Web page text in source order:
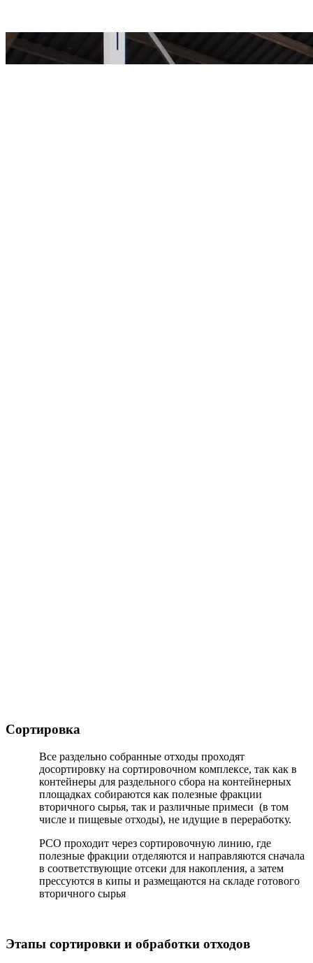
Сортировка
Все раздельно собранные отходы проходят
досортировку на сортировочном комплексе, так как в
контейнеры для раздельного сбора на контейнерных
площадках собираются как полезные фракции
вторичного сырья, так и различные примеси (в том
числе и пищевые отходы), не идущие в переработку.
РСО проходит через сортировочную линию, где
полезные фракции отделяются и направляются сначала
в соответствующие отсеки для накопления, а затем
прессуются в кипы и размещаются на складе готового
вторичного сырья
Этапы сортировки и обработки отходов